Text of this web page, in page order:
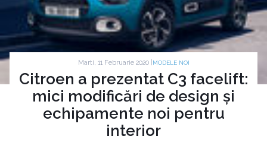
Marti, 11 Februarie 2020 | MODELE NOI
Citroen a prezentat C3 facelift:
mici modificări de design și
echipamente noi pentru
interior